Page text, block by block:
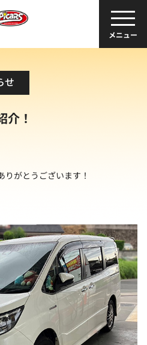
メニュー
せ
介！
がとうございます！